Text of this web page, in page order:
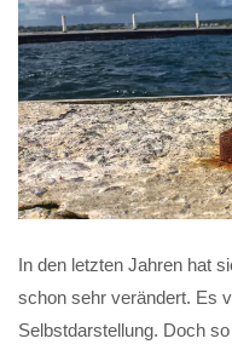
In den letzten Jahren hat
schon sehr verändert. Es
Selbstdarstellung. Doch